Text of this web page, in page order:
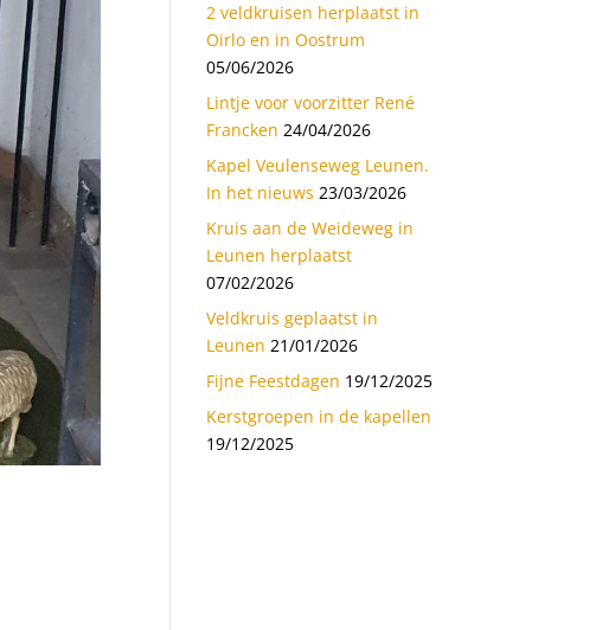
2 veldkruisen herplaatst in
Oirlo en in Oostrum
05/06/2026
Lintje voor voorzitter René
Francken 24/04/2026
Kapel Veulenseweg Leunen.
In het nieuws 23/03/2026
Kruis aan de Weideweg in
Leunen herplaatst
07/02/2026
Veldkruis geplaatst in
Leunen 21/01/2026
Fijne Feestdagen 19/12/2025
Kerstgroepen in de kapellen
19/12/2025